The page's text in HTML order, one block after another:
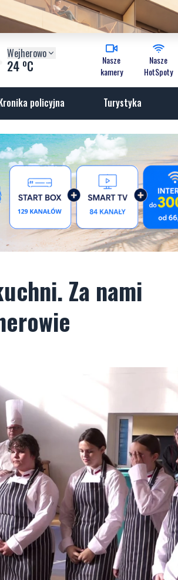
Wejherowo
24 oC
Nasze
kamery
Nasze
HotSpoty
policyjna Turystyka
Za nami